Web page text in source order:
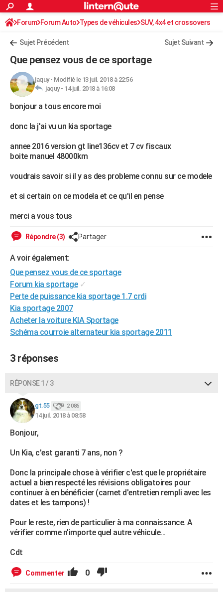
ACTUALITÉS
Politique
Société
Faits Divers
Education
Monde
Villes
+
FINANCE
Retraite
Impôts
Epargne
Immobilier
Risques naturels par ville
Banque
Assurance
Crédit
AUTO
Essais
Réserver un essai
Citadines
Berlines
SUV
Forum auto
+HIGH-TECH
Mobiles
Meilleur smartphone
Internet
Ordinateurs
Jeux vidéo
Guide high-tech
+
Forum
Aménagement intérieur
Extérieur
Cuisine
Salle de bains
Jardinage
Rangement
WEEK-END
Guides de France
Escapades
Patrimoine
Expositions
Musées
Week-end nature
LIFESTYLE
Art de vivre
Bien-être
Loisirs
ModeModes de vie
SANTE
Alimentation
Guide de la santé
Maladies
Médicaments
Sommeil
VOYAGE
Destinations
City break
Voyage nature
Voyage de noces
Forum
Climat
PHOTO
GUIDES D'ACHAT
BONS PLANS
CARTE DE VOEUX
Carte de Noël
Carte Bonne année
Carte Saint-Valentin
Carte Pâques
Carte d'anniversaire
DICTIONNAIRE
Dictionnaire
Biographies
Citations
Expressions
Proverbes
PROGRAMME TV
COPAINS D'AVANT
FORUM
Bricolage
Lifestyle
Culture
Sport
Auto
Television
Voyage
Cinema
Rechercher
S'inscrire
Connexion
Forum Forum Auto Types de véhicules SUV, 4x4 et crossovers
Sujet Précédent Sujet Suivant
Que pensez vous de ce sportage
jaquy- Modifié le 13 juil. 2018 à 22:56
jaquy - 14 juil. 2018 à 16:08
bonjour a tous encore moi
donc la j'ai vu un kia sportage
annee 2016 version gt line136cv et 7 cv fiscaux
boite manuel 48000km
voudrais savoir si il y as des probleme connu sur ce modele
et si certain on ce modela et ce qu'il en pense
merci a vous tous
Répondre (3) Partager
A voir également:
Que pensez vous de ce sportage
Forum kia sportage ✓
Perte de puissance kia sportage 1.7 crdi
Kia sportage 2007
Acheter la voiture KIA Sportage
Schéma courroie alternateur kia sportage 2011
3 réponses
RÉPONSE 1 / 3
gt.55 2 086
14 juil. 2018 à 08:58
Bonjour,
Un Kia, c'est garanti 7 ans, non ?
Donc la principale chose à vérifier c'est que le propriétaire
actuel a bien respecté les révisions obligatoires pour
continuer à en bénéficier (carnet d'entretien rempli avec les
dates et les tampons) !
Pour le reste, rien de particulier à ma connaissance. A
vérifier comme n'importe quel autre véhicule...
Cdt
Commenter 0